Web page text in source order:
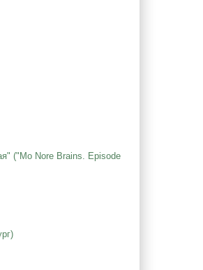
("Mo Nore Brains. Episode